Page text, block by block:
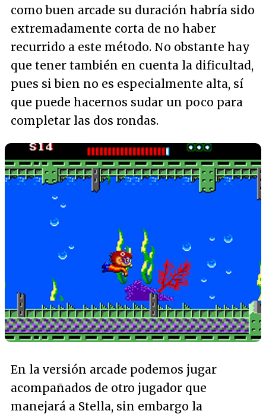
como buen arcade su duración habría sido
extremadamente corta de no haber
recurrido a este método. No obstante hay
que tener también en cuenta la dificultad,
pues si bien no es especialmente alta, sí
que puede hacernos sudar un poco para
completar las dos rondas.
En la versión arcade podemos jugar
acompañados de otro jugador que
manejará a Stella, sin embargo la